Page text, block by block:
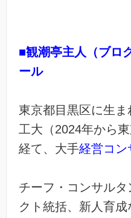
■観潮亭主人（ブロ
ール
東京都目黒区に生
工大（2024年から
経て、大手経営コン
チーフ・コンサル
クト統括、新人育